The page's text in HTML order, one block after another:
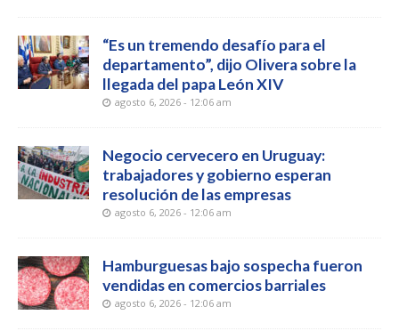
“Es un tremendo desafío para el
departamento”, dijo Olivera sobre la
llegada del papa León XIV
agosto 6, 2026 - 12:06 am
Negocio cervecero en Uruguay:
trabajadores y gobierno esperan
resolución de las empresas
agosto 6, 2026 - 12:06 am
Hamburguesas bajo sospecha fueron
vendidas en comercios barriales
agosto 6, 2026 - 12:06 am